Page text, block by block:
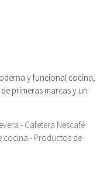
y funcional cocina,
primeras marcas y un
- Cafetera Nescafé
cocina - Productos de